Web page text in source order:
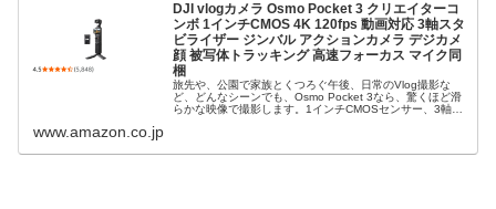
DJI vlogカメラ Osmo Pocket 3 クリエイターコ
ンボ 1インチCMOS 4K 120fps 動画対応 3軸スタ
ビライザー ジンバル アクションカメラ デジカメ
顔 被写体トラッキング 高速フォーカス マイク同
梱
旅先や、公園で家族とくつろぐ午後、日常のVlog撮影な
ど、どんなシーンでも、Osmo Pocket 3なら、驚くほど滑
らかな映像で撮影します。1インチCMOSセンサー、3軸メ
www.amazon.co.jp